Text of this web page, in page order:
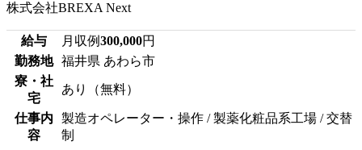
株式会社BREXA Next
給与 月収例300,000円
勤務地
福井県 あわら市
寮・社
宅
あり（無料）
仕事内
容
製造オペレーター・操作 / 製薬化粧品系工場 / 交替
制